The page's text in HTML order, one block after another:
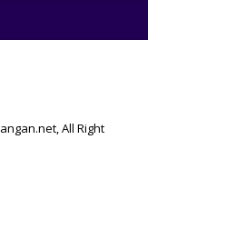
All Right